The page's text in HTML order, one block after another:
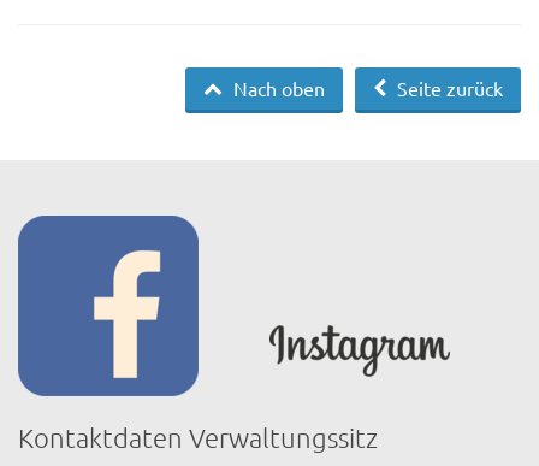
Seite zurück
Nach oben
Kontaktdaten Verwaltungssitz